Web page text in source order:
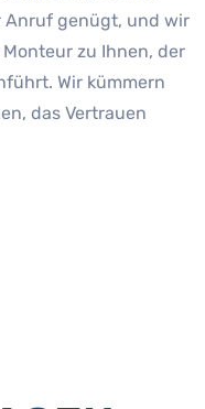
Anruf genügt, und wir
zu Ihnen, der
Wir kümmern
das Vertrauen